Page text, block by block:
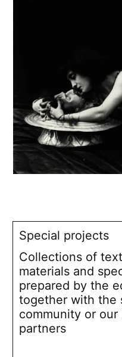
Special projects
Collections of
materials and
prepared by the
together with the
community or
partners